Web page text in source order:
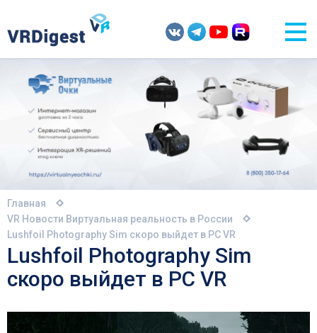
Главная
VR Новости Виртуальная реальность в России
Lushfoil Photography Sim скоро выйдет в PC VR
Lushfoil Photography Sim
скоро выйдет в PC VR